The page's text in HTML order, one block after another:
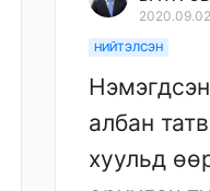
2020.09.02
НИЙТЭЛСЭН
албан
хуульд